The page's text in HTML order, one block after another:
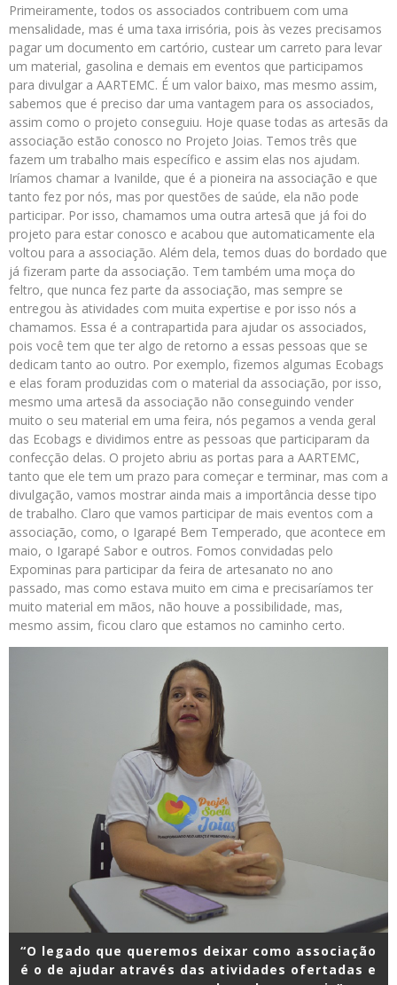
Primeiramente, todos os associados contribuem com uma
mensalidade, mas é uma taxa irrisória, pois às vezes precisamos
pagar um documento em cartório, custear um carreto para levar
um material, gasolina e demais em eventos que participamos
para divulgar a AARTEMC. É um valor baixo, mas mesmo assim,
sabemos que é preciso dar uma vantagem para os associados,
assim como o projeto conseguiu. Hoje quase todas as artesãs da
associação estão conosco no Projeto Joias. Temos três que
fazem um trabalho mais específico e assim elas nos ajudam.
Iríamos chamar a Ivanilde, que é a pioneira na associação e que
tanto fez por nós, mas por questões de saúde, ela não pode
participar. Por isso, chamamos uma outra artesã que já foi do
projeto para estar conosco e acabou que automaticamente ela
voltou para a associação. Além dela, temos duas do bordado que
já fizeram parte da associação. Tem também uma moça do
feltro, que nunca fez parte da associação, mas sempre se
entregou às atividades com muita expertise e por isso nós a
chamamos. Essa é a contrapartida para ajudar os associados,
pois você tem que ter algo de retorno a essas pessoas que se
dedicam tanto ao outro. Por exemplo, fizemos algumas Ecobags
e elas foram produzidas com o material da associação, por isso,
mesmo uma artesã da associação não conseguindo vender
muito o seu material em uma feira, nós pegamos a venda geral
das Ecobags e dividimos entre as pessoas que participaram da
confecção delas. O projeto abriu as portas para a AARTEMC,
tanto que ele tem um prazo para começar e terminar, mas com a
divulgação, vamos mostrar ainda mais a importância desse tipo
de trabalho. Claro que vamos participar de mais eventos com a
associação, como, o Igarapé Bem Temperado, que acontece em
maio, o Igarapé Sabor e outros. Fomos convidadas pelo
Expominas para participar da feira de artesanato no ano
passado, mas como estava muito em cima e precisaríamos ter
muito material em mãos, não houve a possibilidade, mas,
mesmo assim, ficou claro que estamos no caminho certo.
“O legado que queremos deixar como associação
é o de ajudar através das atividades ofertadas e